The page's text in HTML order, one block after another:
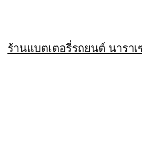
ร้านแบตเตอรี่รถยนต์ นารา